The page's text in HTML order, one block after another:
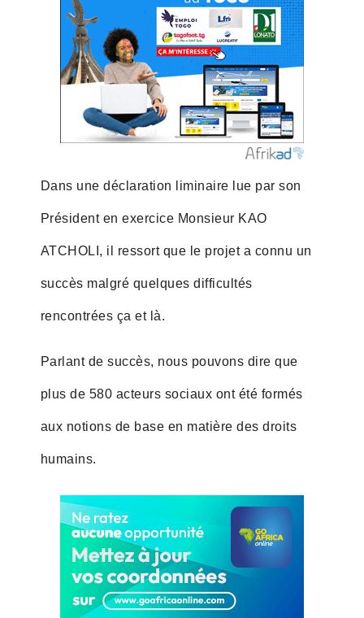
Dans une déclaration liminaire lue par son
Président en exercice Monsieur KAO
ATCHOLI, il ressort que le projet a connu un
succès malgré quelques difficultés
rencontrées ça et là.
Parlant de succès, nous pouvons dire que
plus de 580 acteurs sociaux ont été formés
aux notions de base en matière des droits
humains.